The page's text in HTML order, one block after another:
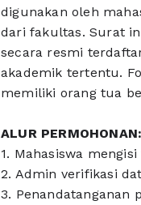
digunakan oleh
dari fakultas. Surat
secara resmi
akademik tertentu.
memiliki orang tua
ALUR PERMOHONAN:
1. Mahasiswa
2. Admin verifikasi
3. Penandatanganan